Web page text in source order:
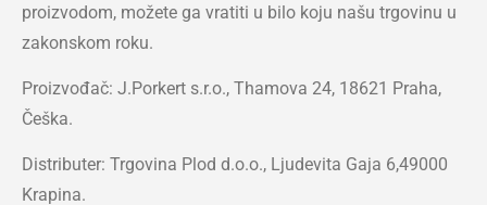
proizvodom, možete ga vratiti u bilo koju našu trgovinu u
zakonskom roku.
Proizvođač: J.Porkert s.r.o., Thamova 24, 18621 Praha,
Češka.
Distributer: Trgovina Plod d.o.o., Ljudevita Gaja 6,49000
Krapina.